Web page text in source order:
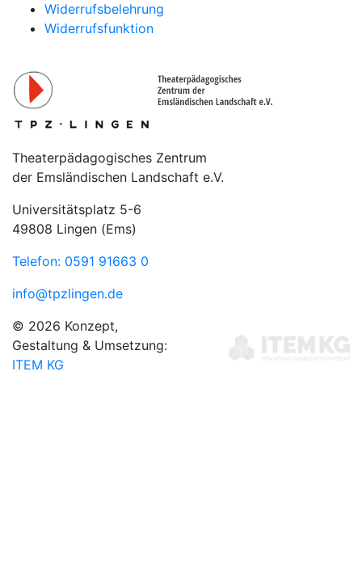
Widerrufsbelehrung
Widerrufsfunktion
Theaterpädagogisches Zentrum
der Emsländischen Landschaft e.V.
Universitätsplatz 5-6
49808 Lingen (Ems)
Telefon: 0591 91663 0
info@tpzlingen.de
© 2026 Konzept,
Gestaltung & Umsetzung:
ITEM KG